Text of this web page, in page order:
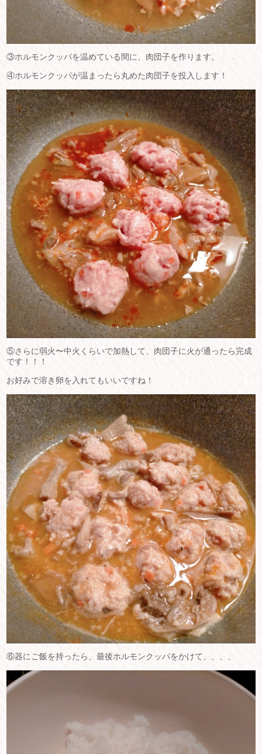
③ホルモンクッパを温めている間に、肉団子を作ります。
④ホルモンクッパが温まったら丸めた肉団子を投入します！
⑤さらに弱火〜中火くらいで加熱して、肉団子に火が通ったら完成
です！！！
お好みで溶き卵を入れてもいいですね！
⑥器にご飯を持ったら、最後ホルモンクッパをかけて、、、、